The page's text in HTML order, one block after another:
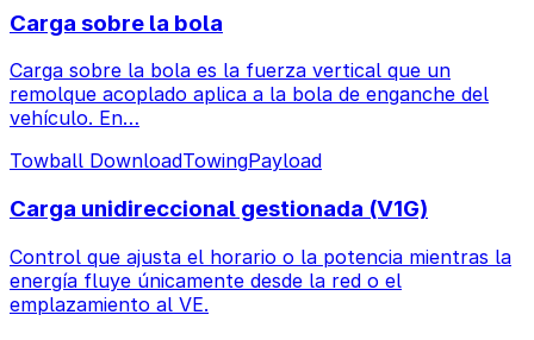
Carga sobre la bola
Carga sobre la bola es la fuerza vertical que un
remolque acoplado aplica a la bola de enganche del
vehículo. En…
Towball DownloadTowingPayload
Carga unidireccional gestionada (V1G)
Control que ajusta el horario o la potencia mientras la
energía fluye únicamente desde la red o el
emplazamiento al VE.